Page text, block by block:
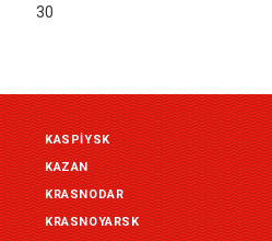
30
ул. Монтажная, 33а)
ул. Красный Октябрь, 1а, )
KASPIYSK
KAZAN
KRASNODAR
KRASNOYARSK